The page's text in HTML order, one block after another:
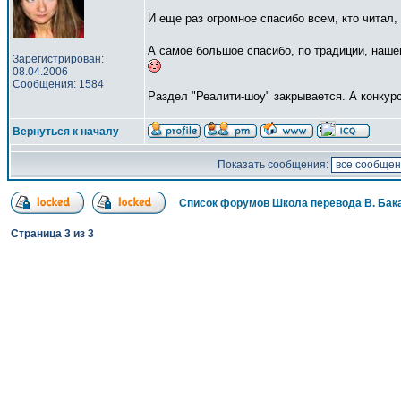
Зарегистрирован:
08.04.2006
Сообщения: 1584
И еще раз огромное спасибо всем, кто
А самое большое спасибо, по традиции,
Раздел "Реалити-шоу" закрывается. А
Вернуться к началу
Показать сообщения:
Список форумов Школа перевода В.
Страница 3 из 3